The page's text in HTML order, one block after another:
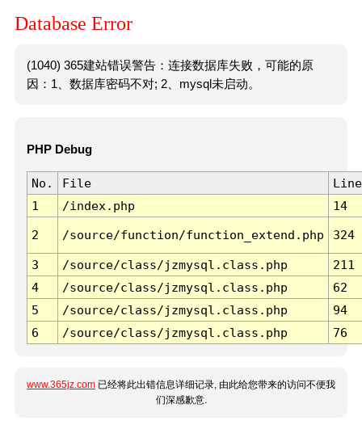
Database Error
(1040) 365建站错误警告：连接数据库失败，可能的原
因：1、数据库密码不对; 2、mysql未启动。
PHP Debug
No. File
Line
1
/index.php 14
2 /source/function/function_extend.php 324
3 /source/class/jzmysql.class.php
211
4
/source/class/jzmysql.class.php
62
5
/source/class/jzmysql.class.php
94
6
/source/class/jzmysql.class.php 76
www.365jz.com 已经将此出错信息详细记录, 由此给您带来的访问不便我
们深感歉意.